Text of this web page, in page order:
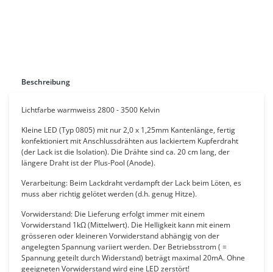
Beschreibung
Lichtfarbe warmweiss 2800 - 3500 Kelvin
Kleine LED (Typ 0805) mit nur 2,0 x 1,25mm Kantenlänge, fertig
konfektioniert mit Anschlussdrähten aus lackiertem Kupferdraht
(der Lack ist die Isolation). Die Drähte sind ca. 20 cm lang, der
längere Draht ist der Plus-Pool (Anode).
Verarbeitung: Beim Lackdraht verdampft der Lack beim Löten, es
muss aber richtig gelötet werden (d.h. genug Hitze).
Vorwiderstand: Die Lieferung erfolgt immer mit einem
Vorwiderstand 1kΩ (Mittelwert). Die Helligkeit kann mit einem
grösseren oder kleineren Vorwiderstand abhängig von der
angelegten Spannung variiert werden. Der Betriebsstrom ( =
Spannung geteilt durch Widerstand) beträgt maximal 20mA. Ohne
geeigneten Vorwiderstand wird eine LED zerstört!